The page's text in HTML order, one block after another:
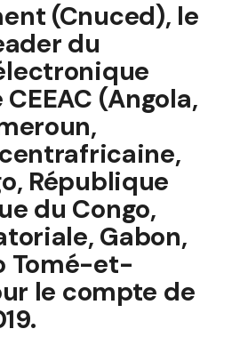
(Cnuced), le
du
(Angola,
République
du Congo,
Gabon,
Tomé-et-
le compte de